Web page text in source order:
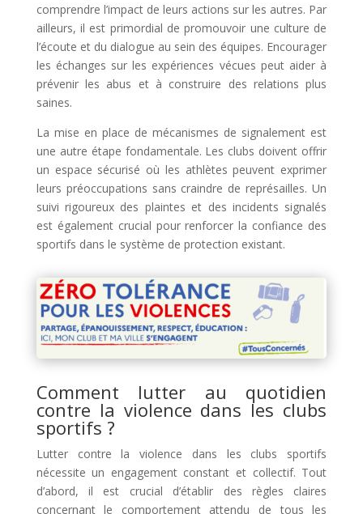
comprendre l’impact de leurs actions sur les autres. Par
ailleurs, il est primordial de promouvoir une culture de
l’écoute et du dialogue au sein des équipes. Encourager
les échanges sur les expériences vécues peut aider à
prévenir les abus et à construire des relations plus
saines.
La mise en place de mécanismes de signalement est
une autre étape fondamentale. Les clubs doivent offrir
un espace sécurisé où les athlètes peuvent exprimer
leurs préoccupations sans craindre de représailles. Un
suivi rigoureux des plaintes et des incidents signalés
est également crucial pour renforcer la confiance des
sportifs dans le système de protection existant.
Comment lutter au quotidien
contre la violence dans les clubs
sportifs ?
Lutter contre la violence dans les clubs sportifs
nécessite un engagement constant et collectif. Tout
d’abord, il est crucial d’établir des règles claires
concernant le comportement attendu de tous les